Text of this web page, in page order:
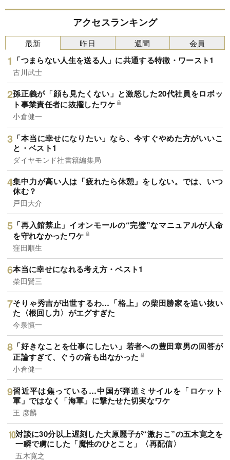
アクセスランキング
最新
「つまらない人生を送る人」に共通する特徴・ワースト1
古川武士
孫正義が「顔も見たくない」と激怒した20代社員をロボッ
ト事業責任者に抜擢したワケ
小倉健一
「本当に幸せになりたい」なら、今すぐやめた方がいいこ
と・ベスト1
ダイヤモンド社書籍編集局
集中力が高い人は「疲れたら休憩」をしない。では、いつ
休む？
戸田大介
「再入館禁止」イオンモールの“完璧”なマニュアルが人命
を守れなかったワケ
窪田順生
本当に幸せになれる考え方・ベスト1
柴田賢三
そりゃ秀吉が出世するわ…「格上」の柴田勝家を追い抜い
た〈根回し力〉がエグすぎた
今泉慎一
「好きなことを仕事にしたい」若者への豊田章男の回答が
正論すぎて、ぐうの音も出なかった
小倉健一
習近平は焦っている…中国が弾道ミサイルを「ロケット
軍」ではなく「海軍」に撃たせた切実なワケ
王 彦麟
対談に30分以上遅刻した大原麗子が“激おこ”の五木寛之を
一瞬で虜にした「魔性のひとこと」〈再配信〉
五木寛之
昨日 週間 会員